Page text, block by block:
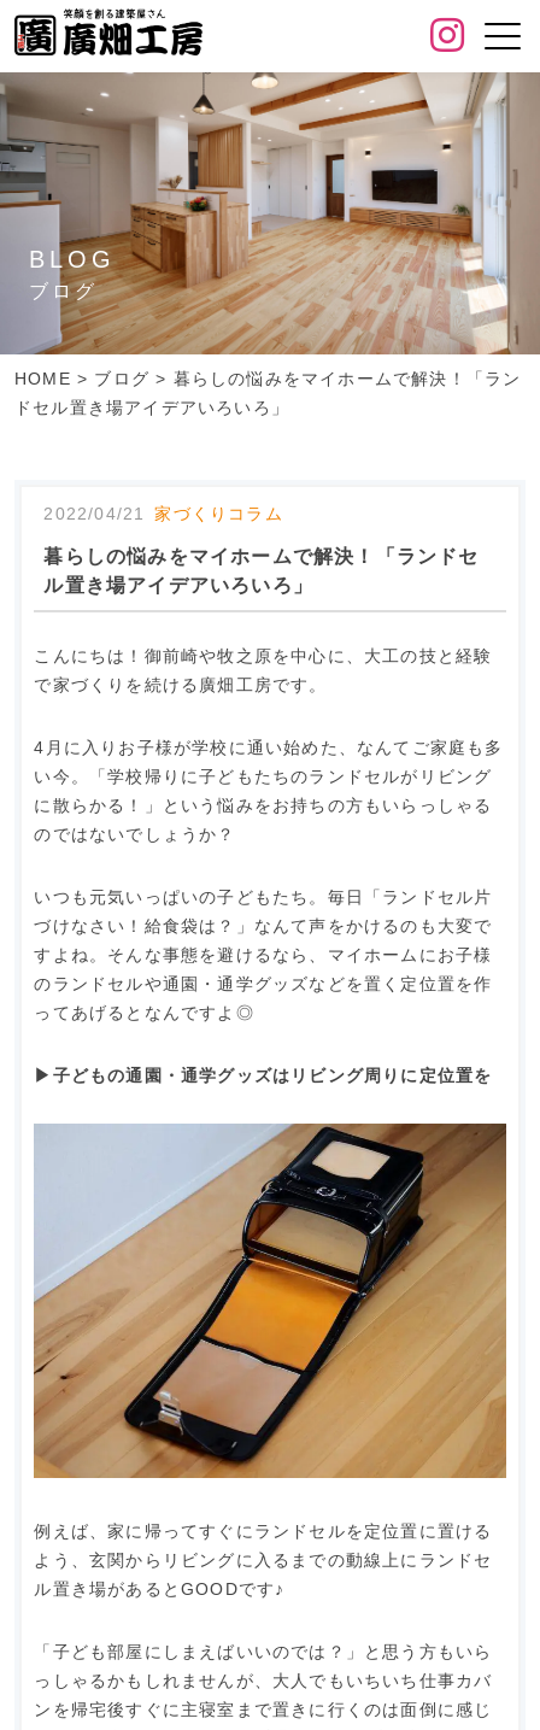
BLOG
ブログ
HOME > ブログ > 暮らしの悩みをマイホームで解決！「ラン
ドセル置き場アイデアいろいろ」
暮らしの悩みをマイホームで解決！「ランドセ
ル置き場アイデアいろいろ」
2022/04/21 家づくりコラム
こんにちは！御前崎や牧之原を中心に、大工の技と経験
で家づくりを続ける廣畑工房です。
4月に入りお子様が学校に通い始めた、なんてご家庭も多
い今。「学校帰りに子どもたちのランドセルがリビング
に散らかる！」という悩みをお持ちの方もいらっしゃる
のではないでしょうか？
いつも元気いっぱいの子どもたち。毎日「ランドセル片
づけなさい！給食袋は？」なんて声をかけるのも大変で
すよね。そんな事態を避けるなら、マイホームにお子様
のランドセルや通園・通学グッズなどを置く定位置を作
ってあげるとなんですよ◎
▶︎子どもの通園・通学グッズはリビング周りに定位置を
例えば、家に帰ってすぐにランドセルを定位置に置ける
よう、玄関からリビングに入るまでの動線上にランドセ
ル置き場があるとGOODです♪
「子ども部屋にしまえばいいのでは？」と思う方もいら
っしゃるかもしれませんが、大人でもいちいち仕事カバ
ンを帰宅後すぐに主寝室まで置きに行くのは面倒に感じ